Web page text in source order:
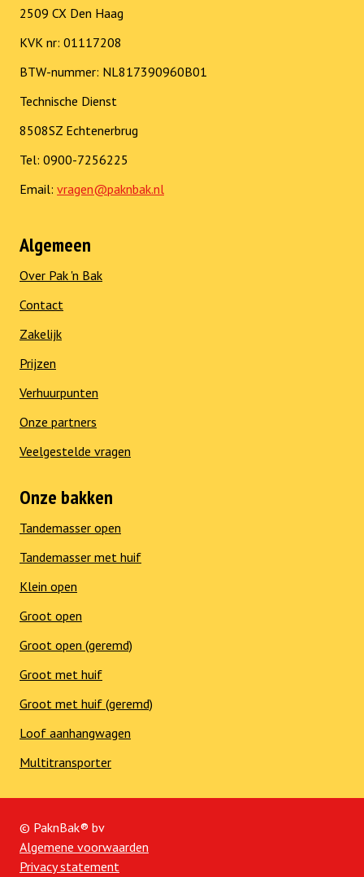
2509 CX Den Haag
KVK nr: 01117208
BTW-nummer: NL817390960B01
Technische Dienst
8508SZ Echtenerbrug
Tel: 0900-7256225
Email: vragen@paknbak.nl
Algemeen
Over Pak 'n Bak
Contact
Zakelijk
Prijzen
Verhuurpunten
Onze partners
Veelgestelde vragen
Onze bakken
Tandemasser open
Tandemasser met huif
Klein open
Groot open
Groot open (geremd)
Groot met huif
Groot met huif (geremd)
Loof aanhangwagen
Multitransporter
© PaknBak® bv
Algemene voorwaarden
Privacy statement